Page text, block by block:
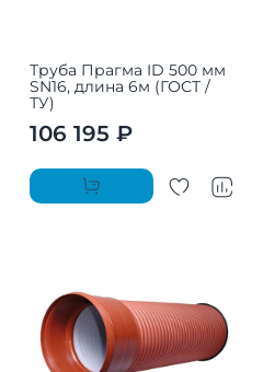
Труба Прагма ID 500 мм
SN16, длина 6м (ГОСТ /
ТУ)
106 195 ₽